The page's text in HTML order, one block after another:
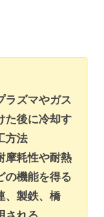
ラズマやガス
た後に冷却す
方法
摩耗性や耐熱
の機能を得る
、製鉄、橋